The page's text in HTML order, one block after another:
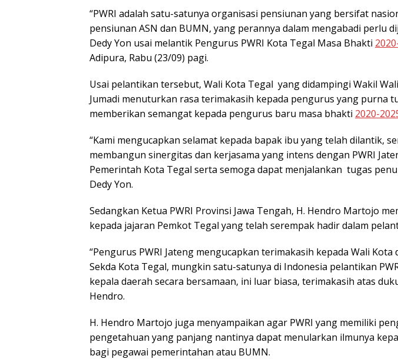
“PWRI adalah satu-satunya organisasi pensiunan yang bersifat
pensiunan ASN dan BUMN, yang perannya dalam mengabadi perlu
Dedy Yon usai melantik Pengurus PWRI Kota Tegal Masa Bhakti
Adipura, Rabu (23/09) pagi.
Usai pelantikan tersebut, Wali Kota Tegal yang didampingi Wakil
Jumadi menuturkan rasa terimakasih kepada pengurus yang purna
memberikan semangat kepada pengurus baru masa bhakti 2020-
“Kami mengucapkan selamat kepada bapak ibu yang telah dilantik,
membangun sinergitas dan kerjasama yang intens dengan PWRI
Pemerintah Kota Tegal serta semoga dapat menjalankan tugas
Dedy Yon.
Sedangkan Ketua PWRI Provinsi Jawa Tengah, H. Hendro Martojo
kepada jajaran Pemkot Tegal yang telah serempak hadir dalam
“Pengurus PWRI Jateng mengucapkan terimakasih kepada Wali Kota
Sekda Kota Tegal, mungkin satu-satunya di Indonesia pelantikan
kepala daerah secara bersamaan, ini luar biasa, terimakasih atas
Hendro.
H. Hendro Martojo juga menyampaikan agar PWRI yang memiliki
pengetahuan yang panjang nantinya dapat menularkan ilmunya
bagi pegawai pemerintahan atau BUMN.